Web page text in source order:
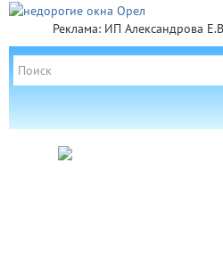
Реклама: ИП Александрова